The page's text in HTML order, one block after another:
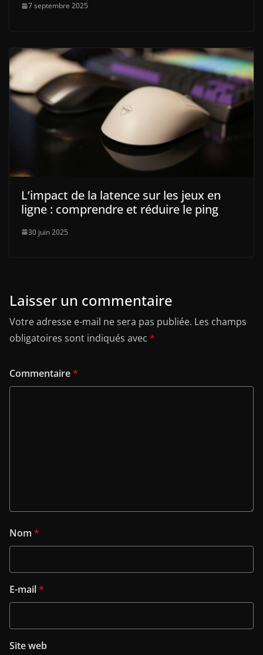
7 septembre 2025
L’impact de la latence sur les jeux en
ligne : comprendre et réduire le ping
30 juin 2025
Laisser un commentaire
Votre adresse e-mail ne sera pas publiée. Les champs
obligatoires sont indiqués avec *
Commentaire*
Nom *
E-mail*
Site web